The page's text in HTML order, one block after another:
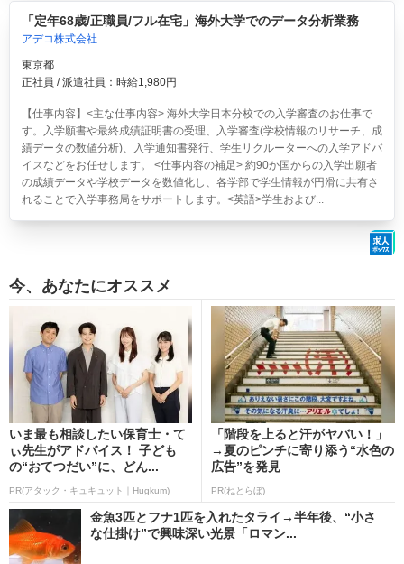
「定年68歳/正職員/フル在宅」海外大学でのデータ分析業務
アデコ株式会社
東京都
正社員 / 派遣社員：時給1,980円
【仕事内容】<主な仕事内容> 海外大学日本分校での入学審査のお仕事で
す。入学願書や最終成績証明書の受理、入学審査(学校情報のリサーチ、成
績データの数値分析)、入学通知書発行、学生リクルーターへの入学アドバ
イスなどをお任せします。 <仕事内容の補足> 約90か国からの入学出願者
の成績データや学校データを数値化し、各学部で学生情報が円滑に共有さ
れることで入学事務局をサポートします。<英語>学生および...
今、あなたにオススメ
いま最も相談したい保育士・て
ぃ先生がアドバイス！ 子ども
の“おてつだい”に、どん...
PR(アタック・キュキュット｜Hugkum)
「階段を上ると汗がヤバい！」
→夏のピンチに寄り添う“水色の
広告”を発見
PR(ねとらぼ)
金魚3匹とフナ1匹を入れたタライ→半年後、“小さ
な仕掛け”で興味深い光景「ロマン...